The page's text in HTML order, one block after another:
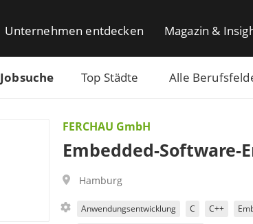
Jobsuche Top Städte Alle
Unternehmen entdecken Magazin &
FERCHAU GmbH
Embedded-
Hamburg
Anwendungsentwicklung C C++